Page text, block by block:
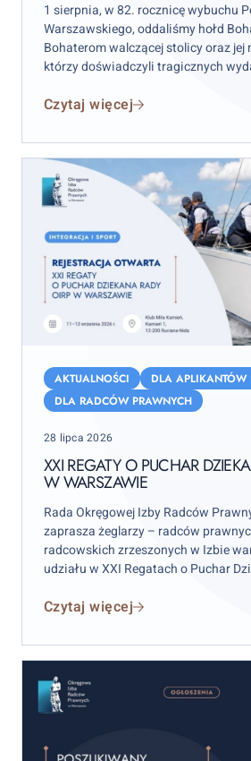
1 sierpnia, w 82. rocznicę wybuchu
Warszawskiego, oddaliśmy hołd
Bohaterom walczącej stolicy oraz jej
którzy doświadczyli tragicznych
Czytaj więcej
Regaty
Dziekana
Rady
OIRP
Warszawie
AKTUALNOŚCI
DLA APLIKANTÓW
DLA RADCÓW PRAWNYCH
Posted
28 lipca 2026
XXI REGATY O PUCHAR
W WARSZAWIE
Rada Okręgowej Izby Radców
zaprasza żeglarzy – radców
radcowskich zrzeszonych w Izbie
udziału w XXI Regatach o Puchar
września 2026 r. (sobota–niedziela),
Czytaj więcej